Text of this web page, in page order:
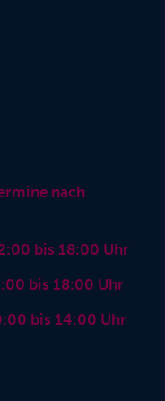
nach
bis 18:00 Uhr
Uhr
14:00 Uhr